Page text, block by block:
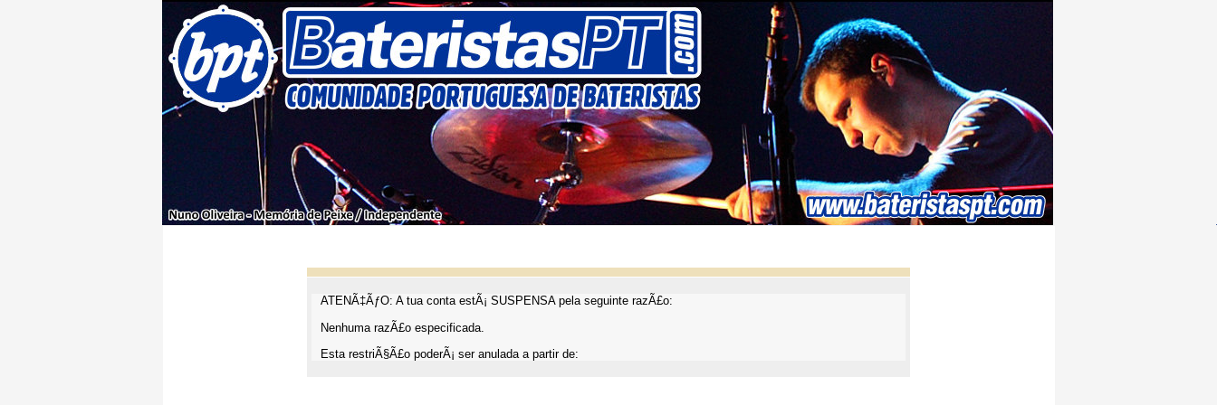
ATENÃ‡ÃƒO: A tua conta estÃ¡ SUSPENSA pela seguinte razÃ£o:
Nenhuma razÃ£o especificada.
Esta restriÃ§Ã£o poderÃ¡ ser anulada a partir de: